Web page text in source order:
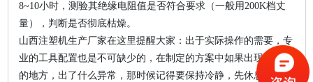
8~10小时，测验其绝缘电阻值是否符合要求（一般用200K档丈
量），判断是否彻底枯燥。
山西注塑机生产厂家在这里提醒大家：出于实际操作的需要，专
业的工具配置也是不可缺少的，在制定的方案中如果出现不对劲
的地方，出了什么异常，那时候记得要保持冷静，先休息一下，